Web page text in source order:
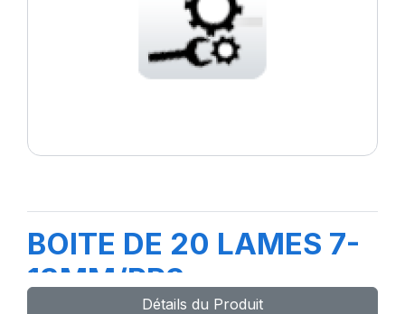
BOITE DE 20 LAMES 7-
13MM/PR3
Détails du Produit